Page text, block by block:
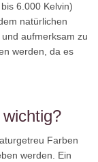
6.000 Kelvin)
natürlichen
aufmerksam zu
werden, da es
Farben
werden. Ein